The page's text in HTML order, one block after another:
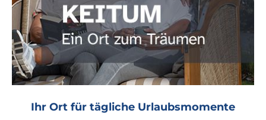
Ihr Ort für tägliche Urlaubsmomente